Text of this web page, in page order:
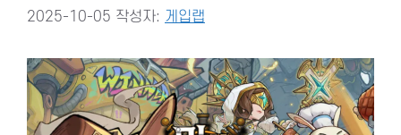
2025-10-05 작성자: 게입랩